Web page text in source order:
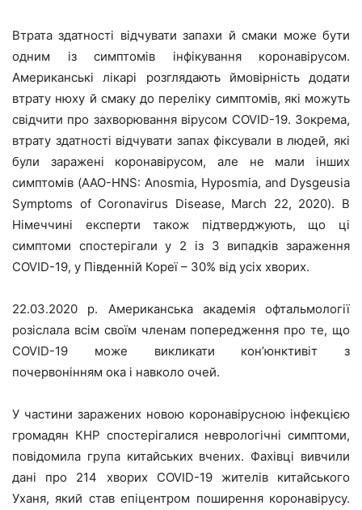
Втрата здатності відчувати запахи й смаки може бути
одним із симптомів інфікування коронавірусом.
Американські лікарі розглядають ймовірність додати
втрату нюху й смаку до переліку симптомів, які можуть
свідчити про захворювання вірусом COVID-19. Зокрема,
втрату здатності відчувати запах фіксували в людей, які
були заражені коронавірусом, але не мали інших
симптомів (AAO-HNS: Anosmia, Hyposmia, and Dysgeusia
Symptoms of Coronavirus Disease, March 22, 2020). В
Німеччині експерти також підтверджують, що ці
симптоми спостерігали у 2 із 3 випадків зараження
COVID-19, у Південній Кореї – 30% від усіх хворих.
22.03.2020 р. Американська академія офтальмології
розіслала всім своїм членам попередження про те, що
COVID-19 може викликати кон’юнктивіт з
почервонінням ока і навколо очей.
У частини заражених новою коронавірусною інфекцією
громадян КНР спостерігалися неврологічні симптоми,
повідомила група китайських вчених. Фахівці вивчили
дані про 214 хворих COVID-19 жителів китайського
Уханя, який став епіцентром поширення коронавірусу.